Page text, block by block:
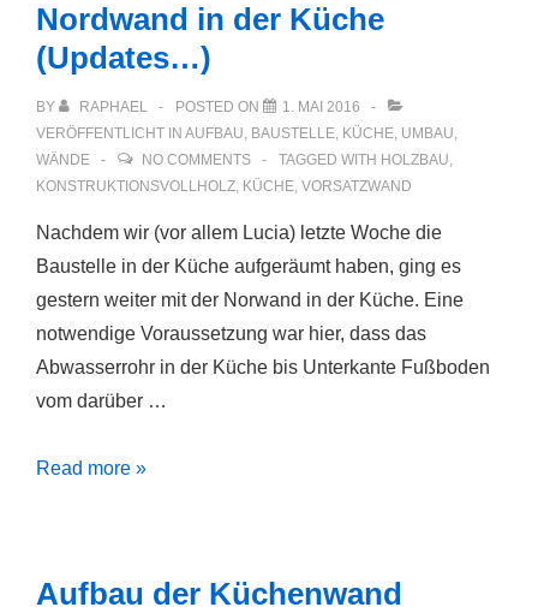
Nordwand in der Küche
(Updates…)
BY RAPHAEL POSTED ON
1. MAI 2016
VERÖFFENTLICHT IN AUFBAU, BAUSTELLE, KÜCHE, UMBAU,
WÄNDE
NO COMMENTS TAGGED WITH HOLZBAU,
KONSTRUKTIONSVOLLHOLZ, KÜCHE, VORSATZWAND
Nachdem wir (vor allem Lucia) letzte Woche die
Baustelle in der Küche aufgeräumt haben, ging es
gestern weiter mit der Norwand in der Küche. Eine
notwendige Voraussetzung war hier, dass das
Abwasserrohr in der Küche bis Unterkante Fußboden
vom darüber …
Nordwand
(Updates…)
Read more »
Aufbau der Küchenwand